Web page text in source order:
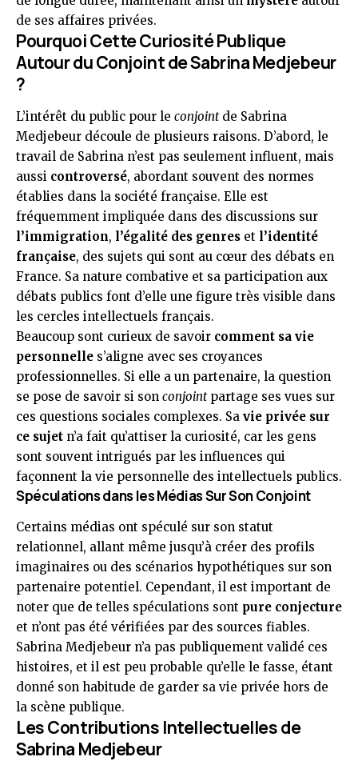
de ses affaires privées.
Pourquoi Cette Curiosité Publique
Autour du Conjoint de Sabrina Medjebeur
?
L’intérêt du public pour le conjointde Sabrina
Medjebeur découle de plusieurs raisons. D’abord, le
travail de Sabrina n’est pas seulement influent, mais
aussi controversé, abordant souvent des normes
établies dans la société française. Elle est
fréquemment impliquée dans des discussions sur
l’immigration, l’égalité des genres et l’identité
française, des sujets qui sont au cœur des débats en
France. Sa nature combative et sa participation aux
débats publics font d’elle une figure très visible dans
les cercles intellectuels français.
Beaucoup sont curieux de savoir comment sa vie
personnelle s’aligne avec ses croyances
professionnelles. Si elle a un partenaire, la question
se pose de savoir si son conjointpartage ses vues sur
ces questions sociales complexes. Sa vie privée sur
ce sujet n’a fait qu’attiser la curiosité, car les gens
sont souvent intrigués par les influences qui
façonnent la vie personnelle des intellectuels publics.
Spéculations dans les Médias Sur Son Conjoint
Certains médias ont spéculé sur son statut
relationnel, allant même jusqu’à créer des profils
imaginaires ou des scénarios hypothétiques sur son
partenaire potentiel. Cependant, il est important de
noter que de telles spéculations sont pure conjecture
et n’ont pas été vérifiées par des sources fiables.
Sabrina Medjebeur n’a pas publiquement validé ces
histoires, et il est peu probable qu’elle le fasse, étant
donné son habitude de garder sa vie privée hors de
la scène publique.
Les Contributions Intellectuelles de
Sabrina Medjebeur